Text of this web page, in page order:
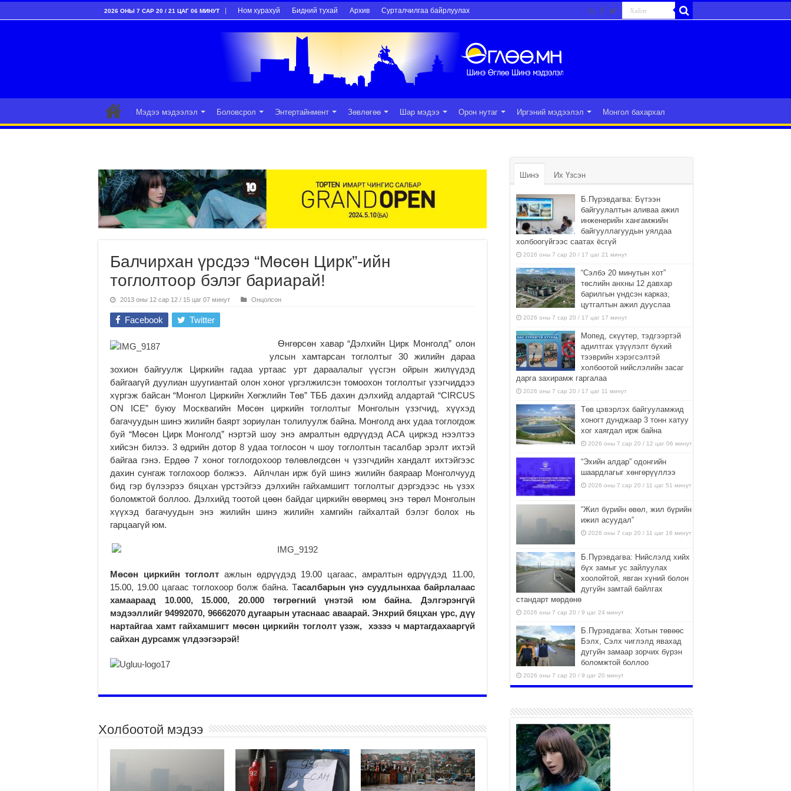
2026 ОНЫ 7 САР 20 / 21 ЦАГ 06 МИНУТ Ном хурахуй Бидний тухай Архив Сурталчилгаа байрлуулах
Мэдээ мэдээлэл Боловсрол Энтертайнмент Зөвлөгөө Шар мэдээ Орон нутаг Иргэний мэдээлэл Монгол бахархал
Балчирхан үрсдээ “Мөсөн Цирк”-ийн
тоглолтоор бэлэг бариарай!
2013 оны 12 сар 12 / 15 цаг 07 минут Онцолсон
Facebook Twitter
Өнгөрсөн хавар “Дэлхийн Цирк Монголд” олон
улсын хамтарсан тоглолтыг 30 жилийн дараа
зохион байгуулж Циркийн гадаа уртаас урт дараалалыг үүсгэн ойрын жилүүдэд
байгаагүй дуулиан шуугиантай олон хоног үргэлжилсэн томоохон тоглолтыг үзэгчиддээ
хүргэж байсан “Монгол Циркийн Хөгжлийн Төв” ТББ дахин дэлхийд алдартай “CIRCUS
ON ICE” буюу Москвагийн Мөсөн циркийн тоглолтыг Монголын үзэгчид, хүүхэд
багачуудын шинэ жилийн баярт зориулан толилуулж байна. Монголд анх удаа тоглогдож
буй “Мөсөн Цирк Монголд” нэртэй шоу энэ амралтын өдрүүдэд АСА циркэд нээлтээ
хийсэн билээ. 3 өдрийн дотор 8 удаа тоглосон ч шоу тоглолтын тасалбар эрэлт ихтэй
байгаа гэнэ. Ердөө 7 хоног тоглогдохоор төлөвлөгдсөн ч үзэгчдийн хандалт ихтэйгээс
дахин сунгаж тоглохоор болжээ. Айлчлан ирж буй шинэ жилийн баяраар Монголчууд
бид гэр бүлээрээ бяцхан үрстэйгээ дэлхийн гайхамшигт тоглолтыг дэргэдээс нь үзэх
боломжтой боллоо. Дэлхийд тоотой цөөн байдаг циркийн өвөрмөц энэ төрөл Монголын
хүүхэд багачуудын энэ жилийн шинэ жилийн хамгийн гайхалтай бэлэг болох нь
гарцаагүй юм.
Мөсөн циркийн тоглолт ажлын өдрүүдэд 19.00 цагаас, амралтын өдрүүдэд 11.00,
15.00, 19.00 цагаас тоглохоор болж байна. Тасалбарын үнэ суудлынхаа байрлалаас
хамаараад 10.000, 15.000, 20.000 төгрөгний үнэтэй юм байна. Дэлгэрэнгүй
мэдээллийг 94992070, 96662070 дугаарын утаснаас аваарай. Энхрий бяцхан үрс, дүү
нартайгаа хамт гайхамшигт мөсөн циркийн тоглолт үзэж, хэзээ ч мартагдахааргүй
сайхан дурсамж үлдээгээрэй!
Холбоотой мэдээ
Шинэ Их Үзсэн
Б.Пүрэвдагва: Бүтээн
байгуулалтын аливаа ажил
инженерийн хангамжийн
байгууллагуудын уялдаа
холбоогүйгээс саатах ёсгүй
2026 оны 7 сар 20 / 17 цаг 21 минут
“Сэлбэ 20 минутын хот”
төслийн анхны 12 давхар
барилгын үндсэн карказ,
цутгалтын ажил дууслаа
2026 оны 7 сар 20 / 17 цаг 17 минут
Мопед, скүүтер, тэдгээртэй
адилтгах үзүүлэлт бүхий
тээврийн хэрэгсэлтэй
холбоотой нийслэлийн засаг
дарга захирамж гаргалаа
2026 оны 7 сар 20 / 17 цаг 11 минут
Төв цэвэрлэх байгууламжид
хоногт дунджаар 3 тонн хатуу
хог хаягдал ирж байна
2026 оны 7 сар 20 / 12 цаг 06 минут
“Эхийн алдар” одонгийн
шаардлагыг хөнгөрүүллээ
2026 оны 7 сар 20 / 11 цаг 51 минут
“Жил бүрийн өвөл, жил бүрийн
ижил асуудал”
2026 оны 7 сар 20 / 11 цаг 16 минут
Б.Пүрэвдагва: Нийслэлд хийх
бүх замыг ус зайлуулах
хоолойтой, явган хүний болон
дугуйн замтай байлгах
стандарт мөрдөнө
2026 оны 7 сар 20 / 9 цаг 24 минут
Б.Пүрэвдагва: Хотын төвөөс
Бэлх, Сэлх чиглэлд явахад
дугуйн замаар зорчих бүрэн
боломжтой боллоо
2026 оны 7 сар 20 / 9 цаг 20 минут
шугам хоолойн ажил 80
хувьтай үргэлжилж байна
2026 оны 7 сар 20 / 9 цаг 14 минут
Усархаг аадар бороо орж
байгаа тул аюулгүй байдлаа
хангаж, үер усны аюулаас
сэрэмжлэхийг нийслэлийн